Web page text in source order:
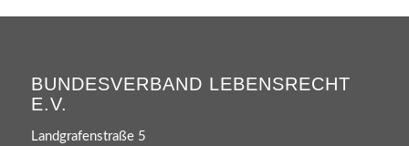
BUNDESVERBAND LEBENSRECHT
E.V.
Landgrafenstraße 5